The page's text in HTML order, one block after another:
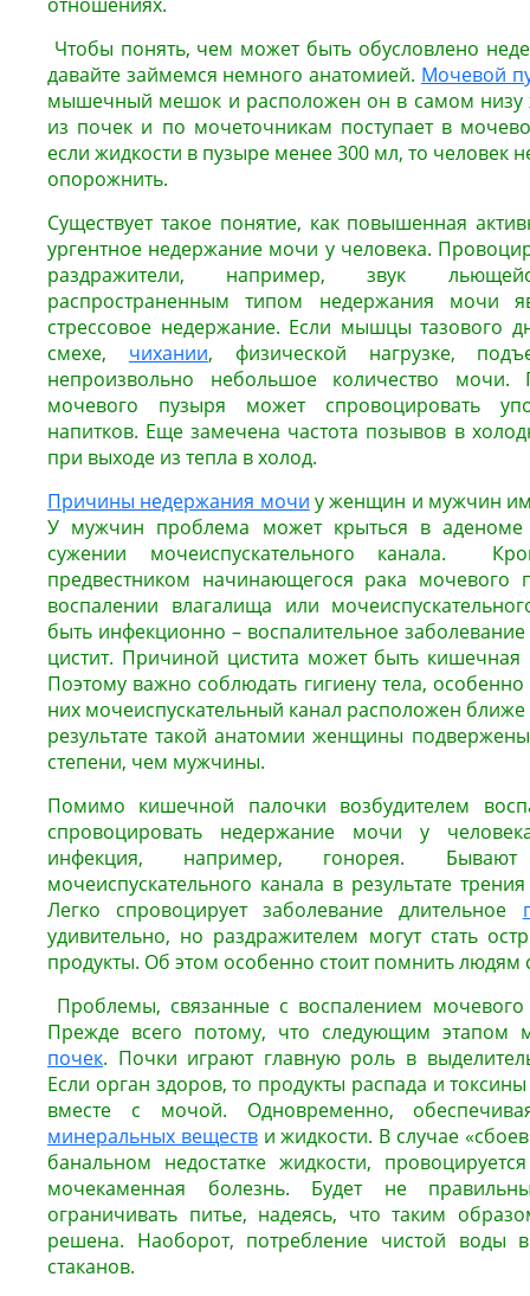
Чтобы понять, чем может быть обусловлено
давайте займемся немного анатомией. Мочевой
мышечный мешок и расположен он в самом низу
из почек и по мочеточникам поступает в
если жидкости в пузыре менее 300 мл, то человек
опорожнить.
Существует такое понятие, как повышенная
ургентное недержание мочи у человека.
раздражители, например, звук
распространенным типом недержания мочи
стрессовое недержание. Если мышцы тазового
смехе, чихании, физической нагрузке,
непроизвольно небольшое количество мочи.
мочевого пузыря может спровоцировать
напитков. Еще замечена частота позывов в
при выходе из тепла в холод.
Причины недержания мочи у женщин и мужчин
У мужчин проблема может крыться в аденоме
сужении мочеиспускательного канала.
предвестником начинающегося рака
воспалении влагалища или
быть инфекционно – воспалительное
цистит. Причиной цистита может быть кишечная
Поэтому важно соблюдать гигиену тела,
них мочеиспускательный канал расположен
результате такой анатомии женщины
степени, чем мужчины.
Помимо кишечной палочки возбудителем
спровоцировать недержание мочи у
инфекция, например, гонорея.
мочеиспускательного канала в результате
Легко спровоцирует заболевание длительное
удивительно, но раздражителем могут стать
продукты. Об этом особенно стоит помнить
Проблемы, связанные с воспалением
Прежде всего потому, что следующим этапом
почек. Почки играют главную роль в
Если орган здоров, то продукты распада и
вместе с мочой. Одновременно,
минеральных веществи жидкости. В случае
банальном недостатке жидкости,
мочекаменная болезнь. Будет не
ограничивать питье, надеясь, что таким
решена. Наоборот, потребление чистой воды
стаканов.